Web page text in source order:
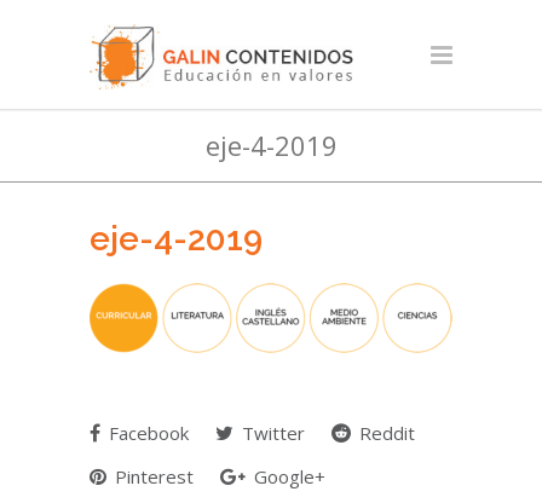
eje-4-2019
eje-4-2019
Facebook Twitter
Reddit
Pinterest
Google+